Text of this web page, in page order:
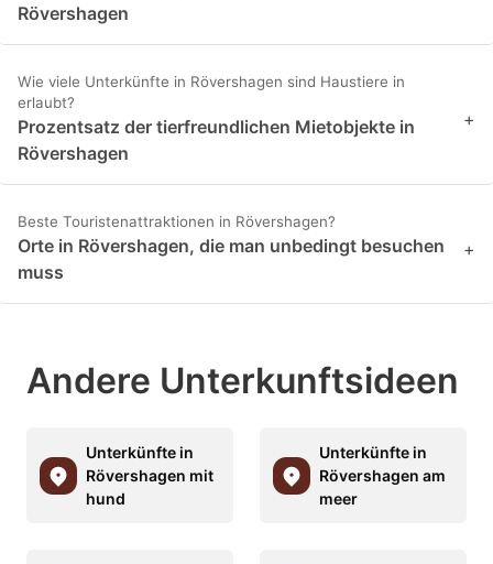
Rövershagen
Wie viele Unterkünfte in Rövershagen sind Haustiere in
erlaubt?
Prozentsatz der tierfreundlichen Mietobjekte in
Rövershagen
+
Beste Touristenattraktionen in Rövershagen?
Orte in Rövershagen, die man unbedingt besuchen
muss
+
Andere Unterkunftsideen
Unterkünfte in
Rövershagen mit
hund
Unterkünfte in
Rövershagen am
meer